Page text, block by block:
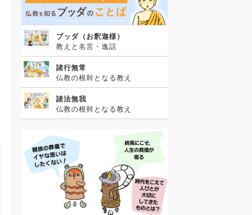
ブッダ（お釈迦様）
教えと名言・逸話
諸行無常
仏教の根幹となる教え
諸法無我
仏教の根幹となる教え